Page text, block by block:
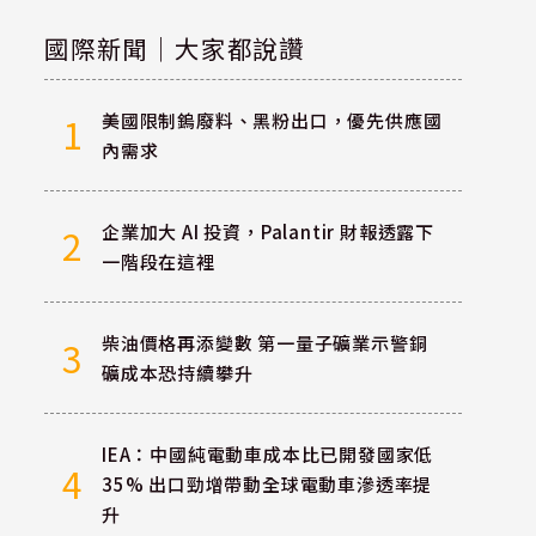
國際新聞｜大家都說讚
1
美國限制鎢廢料、黑粉出口，優先供應國
內需求
2
企業加大 AI 投資，Palantir 財報透露下
一階段在這裡
3
柴油價格再添變數 第一量子礦業示警銅
礦成本恐持續攀升
4
IEA：中國純電動車成本比已開發國家低
35% 出口勁增帶動全球電動車滲透率提
升